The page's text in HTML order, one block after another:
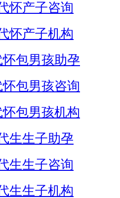
怀产子咨询
怀产子机构
包男孩助孕
包男孩咨询
包男孩机构
生生子助孕
生生子咨询
生生子机构